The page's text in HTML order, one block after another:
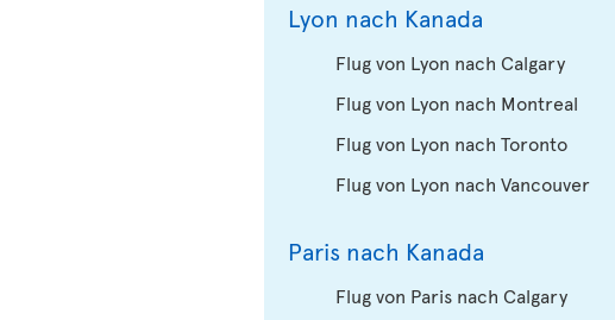
Lyon nach Kanada
Flug von Lyon nach Calgary
Flug von Lyon nach Montreal
Flug von Lyon nach Toronto
Flug von Lyon nach Vancouver
Paris nach Kanada
Flug von Paris nach Calgary